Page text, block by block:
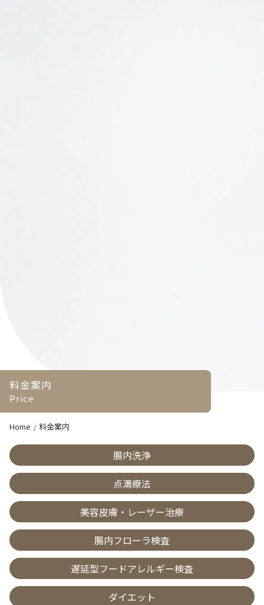
料金案内
Price
Home 料金案内
腸内洗浄
点滴療法
美容皮膚・レーザー治療
腸内フローラ検査
遅延型フードアレルギー検査
ダイエット